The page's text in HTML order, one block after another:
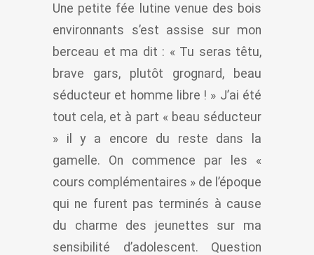
Une petite fée lutine venue des bois
environnants s’est assise sur mon
berceau et ma dit : « Tu seras têtu,
brave gars, plutôt grognard, beau
séducteur et homme libre ! » J’ai été
tout cela, et à part « beau séducteur
» il y a encore du reste dans la
gamelle. On commence par les «
cours complémentaires » de l’époque
qui ne furent pas terminés à cause
du charme des jeunettes sur ma
sensibilité d’adolescent. Question